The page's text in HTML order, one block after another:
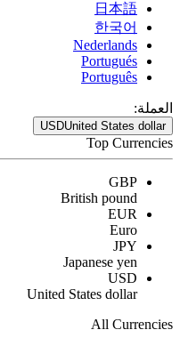
日本語
한국어
Nederlands
Portugués
Português
العملة:
USDUnited States dollar
Top Currencies
GBP
British pound
EUR
Euro
JPY
Japanese yen
USD
United States dollar
All Currencies